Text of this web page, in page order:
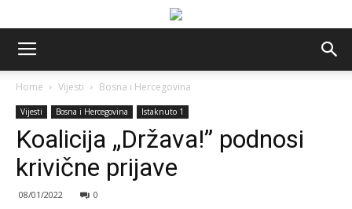
Home Vijesti Bosna i Hercegovina
Vijesti Bosna i Hercegovina Istaknuto 1
Koalicija „Država!” podnosi
krivične prijave
08/01/2022 0